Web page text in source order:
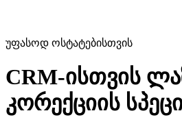
უფასოდ ოსტატებისთვის
CRM-ისთვის
კორექციის